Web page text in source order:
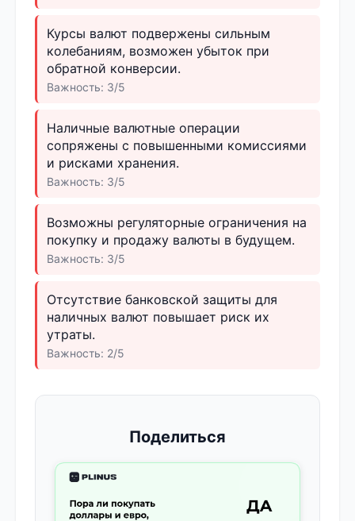
Курсы валют подвержены сильным
колебаниям, возможен убыток при
обратной конверсии.
Важность: 3/5
Наличные валютные операции
сопряжены с повышенными комиссиями
и рисками хранения.
Важность: 3/5
Возможны регуляторные ограничения на
покупку и продажу валюты в будущем.
Важность: 3/5
Отсутствие банковской защиты для
наличных валют повышает риск их
утраты.
Важность: 2/5
Поделиться